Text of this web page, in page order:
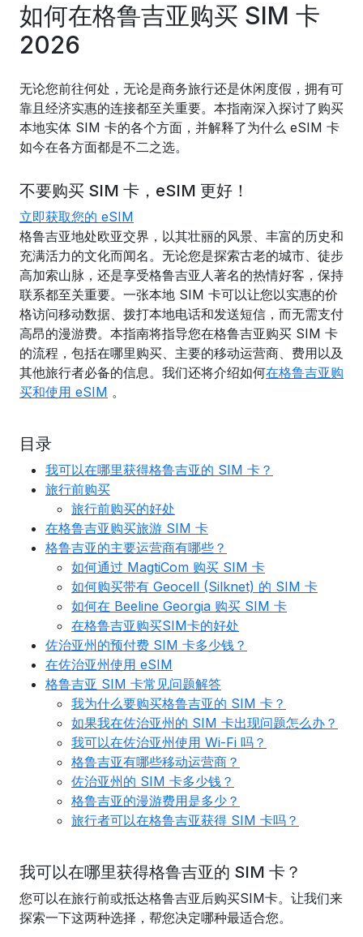
如何在格鲁吉亚购买 SIM 卡
2026
无论您前往何处，无论是商务旅行还是休闲度假，拥有可
靠且经济实惠的连接都至关重要。本指南深入探讨了购买
本地实体 SIM 卡的各个方面，并解释了为什么 eSIM 卡
如今在各方面都是不二之选。
不要购买 SIM 卡，eSIM 更好！
立即获取您的 eSIM
格鲁吉亚地处欧亚交界，以其壮丽的风景、丰富的历史和
充满活力的文化而闻名。无论您是探索古老的城市、徒步
高加索山脉，还是享受格鲁吉亚人著名的热情好客，保持
联系都至关重要。一张本地 SIM 卡可以让您以实惠的价
格访问移动数据、拨打本地电话和发送短信，而无需支付
高昂的漫游费。本指南将指导您在格鲁吉亚购买 SIM 卡
的流程，包括在哪里购买、主要的移动运营商、费用以及
其他旅行者必备的信息。我们还将介绍如何在格鲁吉亚购
买和使用 eSIM 。
目录
我可以在哪里获得格鲁吉亚的 SIM 卡？
旅行前购买
旅行前购买的好处
在格鲁吉亚购买旅游 SIM 卡
格鲁吉亚的主要运营商有哪些？
如何通过 MagtiCom 购买 SIM 卡
如何购买带有 Geocell (Silknet) 的 SIM 卡
如何在 Beeline Georgia 购买 SIM 卡
在格鲁吉亚购买SIM卡的好处
佐治亚州的预付费 SIM 卡多少钱？
在佐治亚州使用 eSIM
格鲁吉亚 SIM 卡常见问题解答
我为什么要购买格鲁吉亚的 SIM 卡？
如果我在佐治亚州的 SIM 卡出现问题怎么办？
我可以在佐治亚州使用 Wi-Fi 吗？
格鲁吉亚有哪些移动运营商？
佐治亚州的 SIM 卡多少钱？
格鲁吉亚的漫游费用是多少？
旅行者可以在格鲁吉亚获得 SIM 卡吗？
我可以在哪里获得格鲁吉亚的 SIM 卡？
您可以在旅行前或抵达格鲁吉亚后购买SIM卡。让我们来
探索一下这两种选择，帮您决定哪种最适合您。